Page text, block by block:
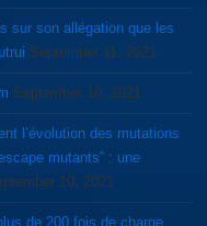
sur son allégation que les
September 11, 2021
September 10, 2021
mutants” : une
10, 2021
de 200 fois de charge